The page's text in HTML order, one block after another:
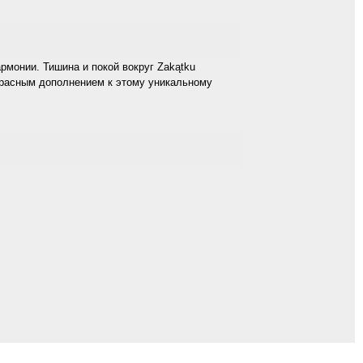
Тишина и покой вокруг Zakątku
дополнением к этому уникальному